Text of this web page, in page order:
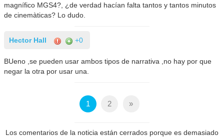
magnífico MGS4?, ¿de verdad hacían falta tantos y tantos minutos
de cinemàticas? Lo dudo.
Hector Hall +0
BUeno ,se pueden usar ambos tipos de narrativa ,no hay por que
negar la otra por usar una.
1 2 »
Los comentarios de la noticia están cerrados porque es demasiado